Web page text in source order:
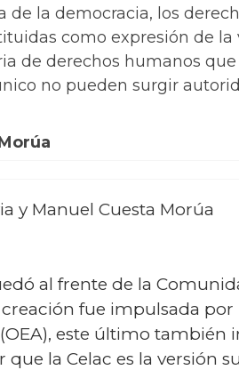
de la democracia, los
como expresión de
de derechos humanos
no pueden surgir
y Manuel Cuesta Morúa
al frente de la
fue impulsada
este último también
la Celac es la versión